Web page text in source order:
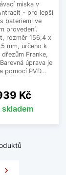
miska v
- pro lepší
bateriemi ve
provedení.
rozměr 156,4 x
mm, určeno k
Franke,
úprava je
pomocí PVD...
Kč
skladem
Další
